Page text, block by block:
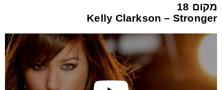
מקום 18
Kelly Clarkson – Stronger